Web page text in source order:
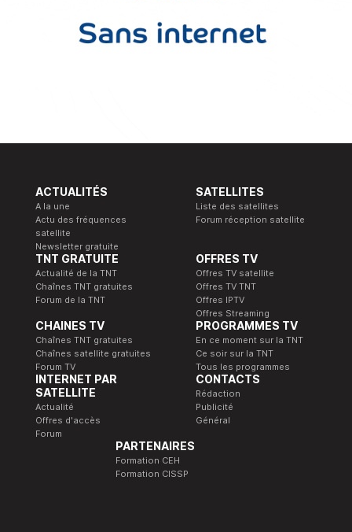
ACTUALITÉS
A la une
Actu des fréquences
satellite
Newsletter gratuite
SATELLITES
Liste des satellites
Forum réception satellite
TNT GRATUITE
Actualité de la TNT
Chaînes TNT gratuites
Forum de la TNT
OFFRES TV
Offres TV satellite
Offres TV TNT
Offres IPTV
Offres Streaming
CHAINES TV
Chaînes TNT gratuites
Chaînes satellite gratuites
Forum TV
PROGRAMMES TV
En ce moment sur la TNT
Ce soir sur la TNT
Tous les programmes
INTERNET PAR
SATELLITE
Actualité
Offres d'accès
Forum
CONTACTS
Rédaction
Publicité
Général
PARTENAIRES
Formation CEH
Formation CISSP